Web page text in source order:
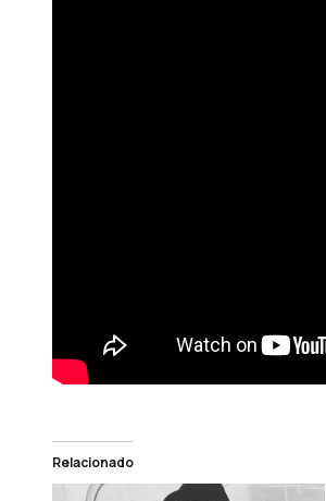
Relacionado